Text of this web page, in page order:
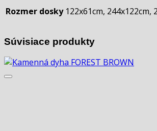
Rozmer dosky 122x61cm, 244x122cm,
Súvisiace produkty